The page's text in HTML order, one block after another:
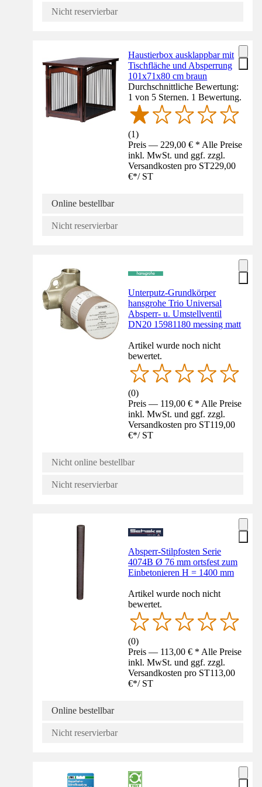
Nicht reservierbar
Haustierbox ausklappbar mit
Tischfläche und Absperrung
101x71x80 cm braun
Durchschnittliche Bewertung:
1 von 5 Sternen. 1 Bewertung.
(1)
Preis — 229,00 € * Alle Preise
inkl. MwSt. und ggf. zzgl.
Versandkosten pro ST229,00
€*/ ST
Online bestellbar
Nicht reservierbar
Unterputz-Grundkörper
hansgrohe Trio Universal
Absperr- u. Umstellventil
DN20 15981180 messing matt
Artikel wurde noch nicht
bewertet.
(0)
Preis — 119,00 € * Alle Preise
inkl. MwSt. und ggf. zzgl.
Versandkosten pro ST119,00
€*/ ST
Nicht online bestellbar
Nicht reservierbar
Absperr-Stilpfosten Serie
4074B Ø 76 mm ortsfest zum
Einbetonieren H = 1400 mm
Artikel wurde noch nicht
bewertet.
(0)
Preis — 113,00 € * Alle Preise
inkl. MwSt. und ggf. zzgl.
Versandkosten pro ST113,00
€*/ ST
Online bestellbar
Nicht reservierbar